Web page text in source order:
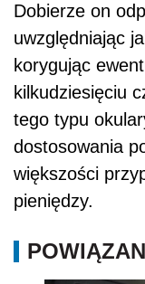
Dobierze on
uwzględniając
korygując
kilkudziesięciu
tego typu
dostosowania
większości
pieniędzy.